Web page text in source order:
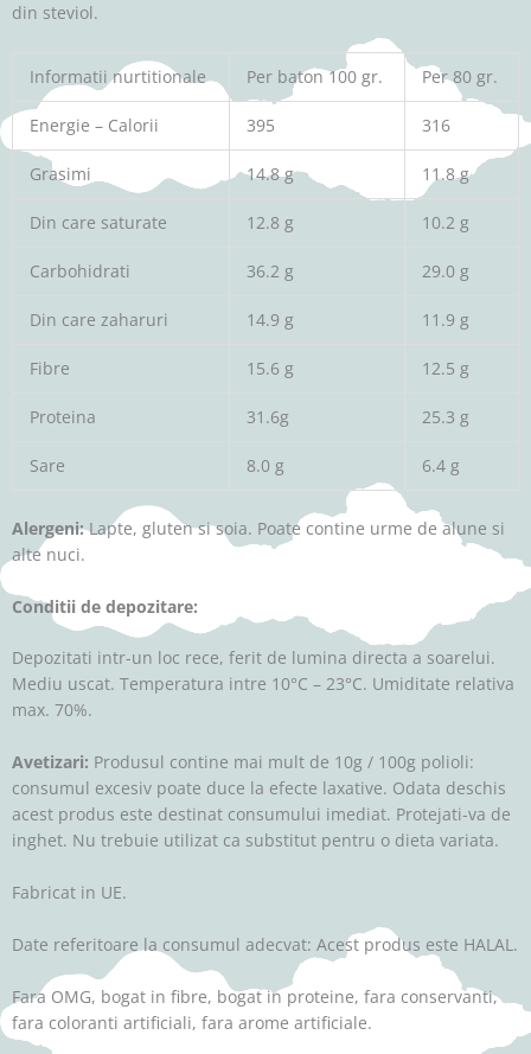
din steviol.
Informatii nurtitionale Per baton 100 gr. Per 80 gr.
Energie – Calorii 395 316
Grasimi 14.8 g 11.8 g
Din care saturate 12.8 g 10.2 g
Carbohidrati 36.2 g 29.0 g
Din care zaharuri 14.9 g 11.9 g
Fibre 15.6 g 12.5 g
Proteina 31.6g 25.3 g
Sare 8.0 g 6.4 g
Alergeni:Lapte, gluten si soia. Poate contine urme de alune si
alte nuci.
Conditii de depozitare:
Depozitati intr-un loc rece, ferit de lumina directa a soarelui.
Mediu uscat. Temperatura intre 10°C – 23°C. Umiditate relativa
max. 70%.
Avetizari: Produsul contine mai mult de 10g / 100g polioli:
consumul excesiv poate duce la efecte laxative. Odata deschis
acest produs este destinat consumului imediat. Protejati-va de
inghet. Nu trebuie utilizat ca substitut pentru o dieta variata.
Fabricat in UE.
Date referitoare la consumul adecvat: Acest produs este HALAL.
Fara OMG, bogat in fibre, bogat in proteine, fara conservanti,
fara coloranti artificiali, fara arome artificiale.